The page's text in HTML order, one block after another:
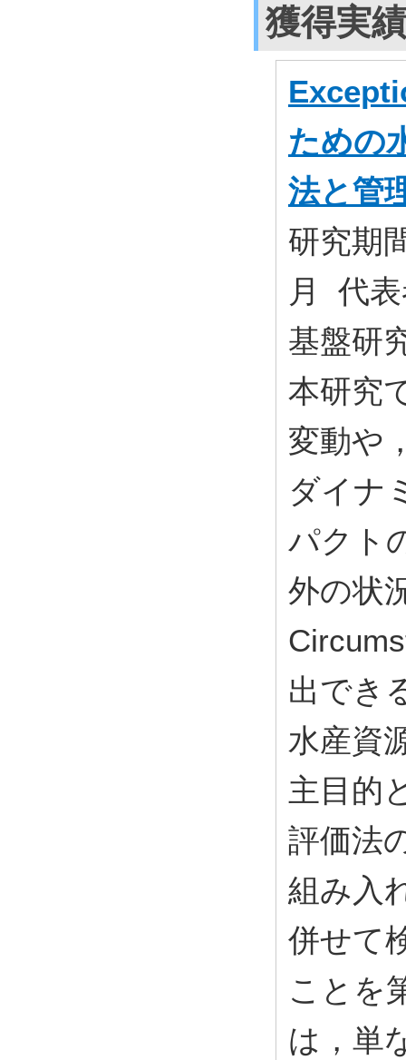
獲得実績
ための
法と管
研究期
月 代
基盤研
本研究
変動や
ダイナ
パクト
外の状
出でき
水産資
主目的
評価法
組み入
併せて
ことを
は，単